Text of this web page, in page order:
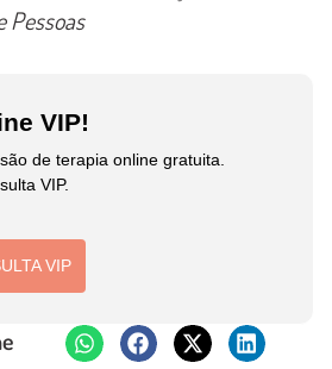
Pessoas
VIP!
de terapia online gratuita.
VIP.
VIP